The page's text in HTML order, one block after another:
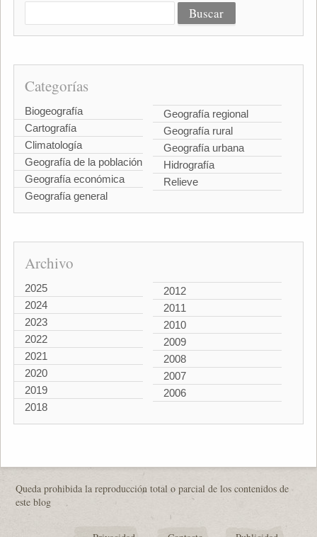
Categorías
Biogeografía
Cartografía
Climatología
Geografía de la población
Geografía económica
Geografía general
Geografía regional
Geografía rural
Geografía urbana
Hidrografía
Relieve
Archivo
2025
2024
2023
2022
2021
2020
2019
2018
2012
2011
2010
2009
2008
2007
2006
Queda prohibida la reproducción total o parcial de los contenidos de
este blog